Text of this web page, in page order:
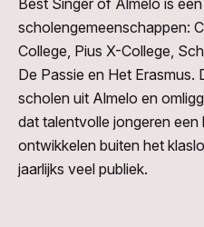
scholengemeenschappen:
College, Pius X-College,
De Passie en Het
scholen uit Almelo en
dat talentvolle jongeren een
ontwikkelen buiten het
jaarlijks veel publiek.